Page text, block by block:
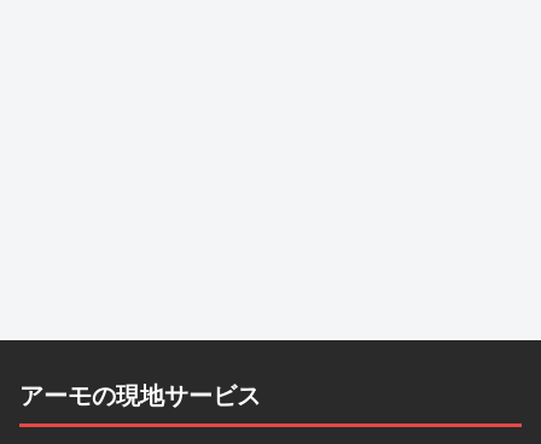
アーモの現地サービス